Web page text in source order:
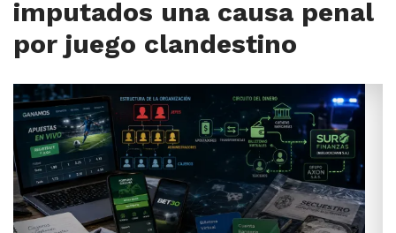
imputados una causa penal
por juego clandestino